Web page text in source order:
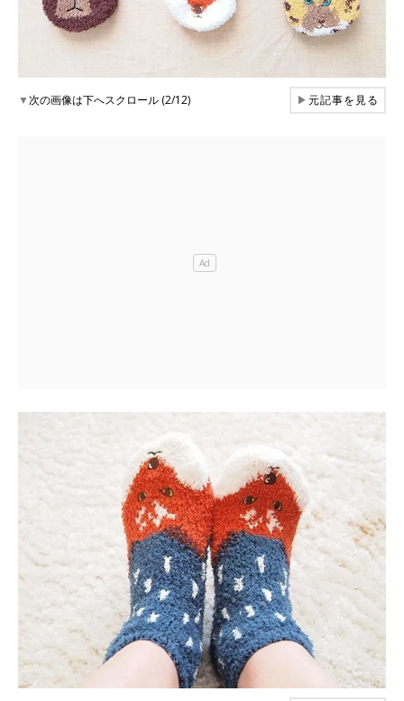
▼次の画像は下へスクロール (2/12) ▶元記事を見る